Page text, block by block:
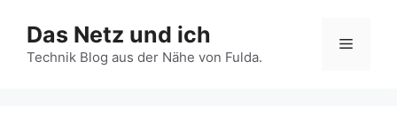
Inhalt
springen
Das Netz und ich
Technik Blog aus der Nähe von Fulda.
Menü